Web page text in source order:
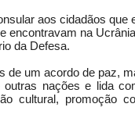
aos cidadãos que
encontravam na
da Defesa.
de um acordo de paz,
nações e lida
cultural, promoção